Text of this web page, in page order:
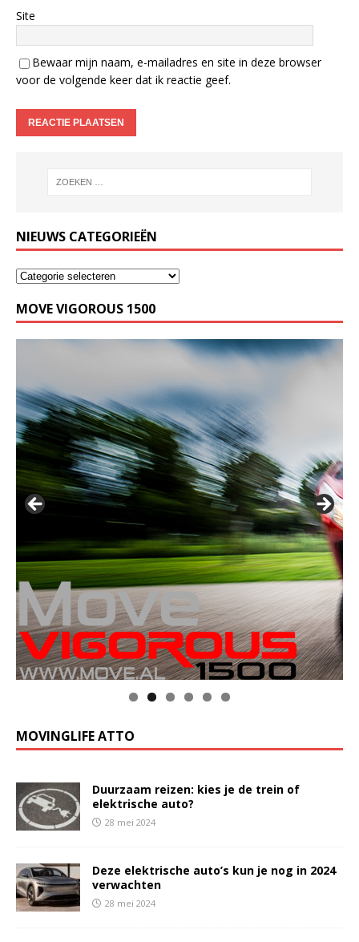
Site
Bewaar mijn naam, e-mailadres en site in deze browser
voor de volgende keer dat ik reactie geef.
NIEUWS CATEGORIEËN
MOVE VIGOROUS 1500
MOVINGLIFE ATTO
Duurzaam reizen: kies je de trein of
elektrische auto?
28 mei 2024
Deze elektrische auto’s kun je nog in 2024
verwachten
28 mei 2024